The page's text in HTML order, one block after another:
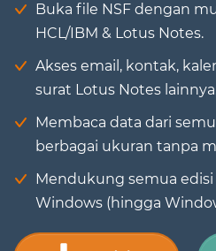
Buka file NSF dengan
HCL/IBM & Lotus Notes.
Akses email, kontak,
surat Lotus Notes
Membaca data dari
berbagai ukuran tanpa
Mendukung semua edisi
Windows (hingga